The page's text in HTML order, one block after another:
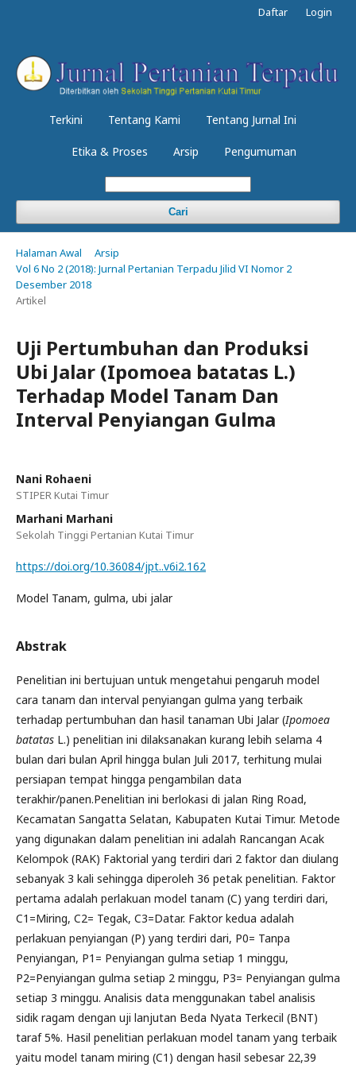
Terkini Tentang Kami Tentang Jurnal Ini
Etika & Proses Arsip Pengumuman
Cari
Daftar Login
Halaman Awal
Arsip
Vol 6 No 2 (2018): Jurnal Pertanian Terpadu Jilid VI Nomor 2
Desember 2018
Artikel
Uji Pertumbuhan dan Produksi
Ubi Jalar (Ipomoea batatas L.)
Terhadap Model Tanam Dan
Interval Penyiangan Gulma
Nani Rohaeni
STIPER Kutai Timur
Marhani Marhani
Sekolah Tinggi Pertanian Kutai Timur
https://doi.org/10.36084/jpt..v6i2.162
Model Tanam, gulma, ubi jalar
Abstrak
Penelitian ini bertujuan untuk mengetahui pengaruh model
cara tanam dan interval penyiangan gulma yang terbaik
terhadap pertumbuhan dan hasil tanaman Ubi Jalar (Ipomoea
batatas L.) penelitian ini dilaksanakan kurang lebih selama 4
bulan dari bulan April hingga bulan Juli 2017, terhitung mulai
persiapan tempat hingga pengambilan data
terakhir/panen.Penelitian ini berlokasi di jalan Ring Road,
Kecamatan Sangatta Selatan, Kabupaten Kutai Timur. Metode
yang digunakan dalam penelitian ini adalah Rancangan Acak
Kelompok (RAK) Faktorial yang terdiri dari 2 faktor dan diulang
sebanyak 3 kali sehingga diperoleh 36 petak penelitian. Faktor
pertama adalah perlakuan model tanam (C) yang terdiri dari,
C1=Miring, C2= Tegak, C3=Datar. Faktor kedua adalah
perlakuan penyiangan (P) yang terdiri dari, P0= Tanpa
Penyiangan, P1= Penyiangan gulma setiap 1 minggu,
P2=Penyiangan gulma setiap 2 minggu, P3= Penyiangan gulma
setiap 3 minggu. Analisis data menggunakan tabel analisis
sidik ragam dengan uji lanjutan Beda Nyata Terkecil (BNT)
taraf 5%. Hasil penelitian perlakuan model tanam yang terbaik
yaitu model tanam miring (C1) dengan hasil sebesar 22,39